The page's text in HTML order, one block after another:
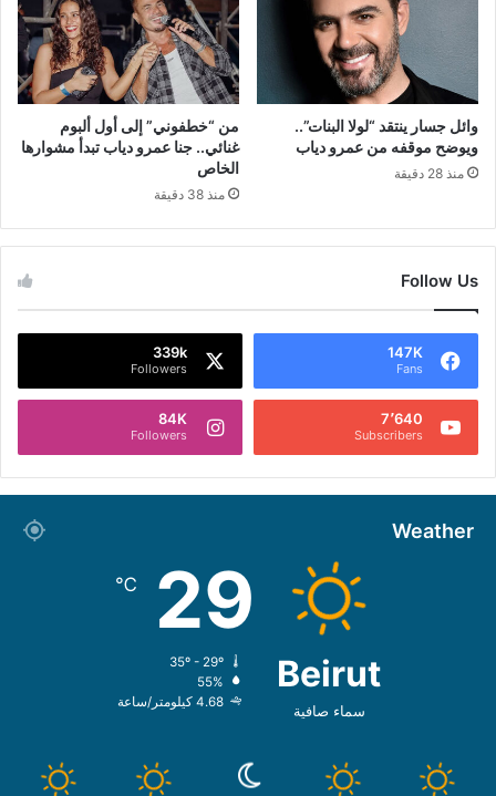
وائل جسار ينتقد “لولا البنات”..
ويوضح موقفه من عمرو دياب
منذ 28 دقيقة
من “خطفوني” إلى أول ألبوم
غنائي.. جنا عمرو دياب تبدأ مشوارها
الخاص
منذ 38 دقيقة
Follow Us
147K
Fans
339k
Followers
7٬640
Subscribers
84K
Followers
Weather
Beirut
سماء صافية
29
℃
55%
4.68 كيلومتر/ساعة